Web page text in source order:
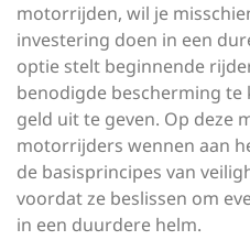
motorrijden, wil je
investering doen in een
optie stelt beginnende
benodigde bescherming
geld uit te geven. Op deze
motorrijders wennen aan
de basisprincipes van
voordat ze beslissen om
in een duurdere helm.